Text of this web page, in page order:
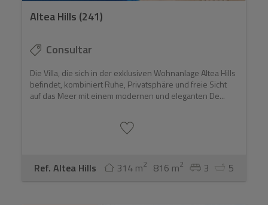
Altea Hills (241)
Consultar
Die Villa, die sich in der exklusiven Wohnanlage Altea Hills
befindet, kombiniert Ruhe, Privatsphäre und freie Sicht
auf das Meer mit einem modernen und eleganten De...
Ref. Altea Hills 314 m2 816 m2 3 5